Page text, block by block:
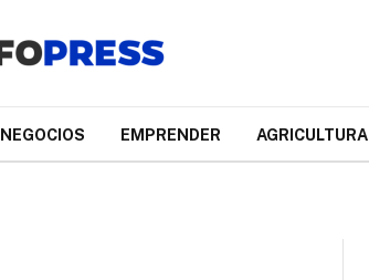
NEGOCIOS EMPRENDER AGRICULTURA